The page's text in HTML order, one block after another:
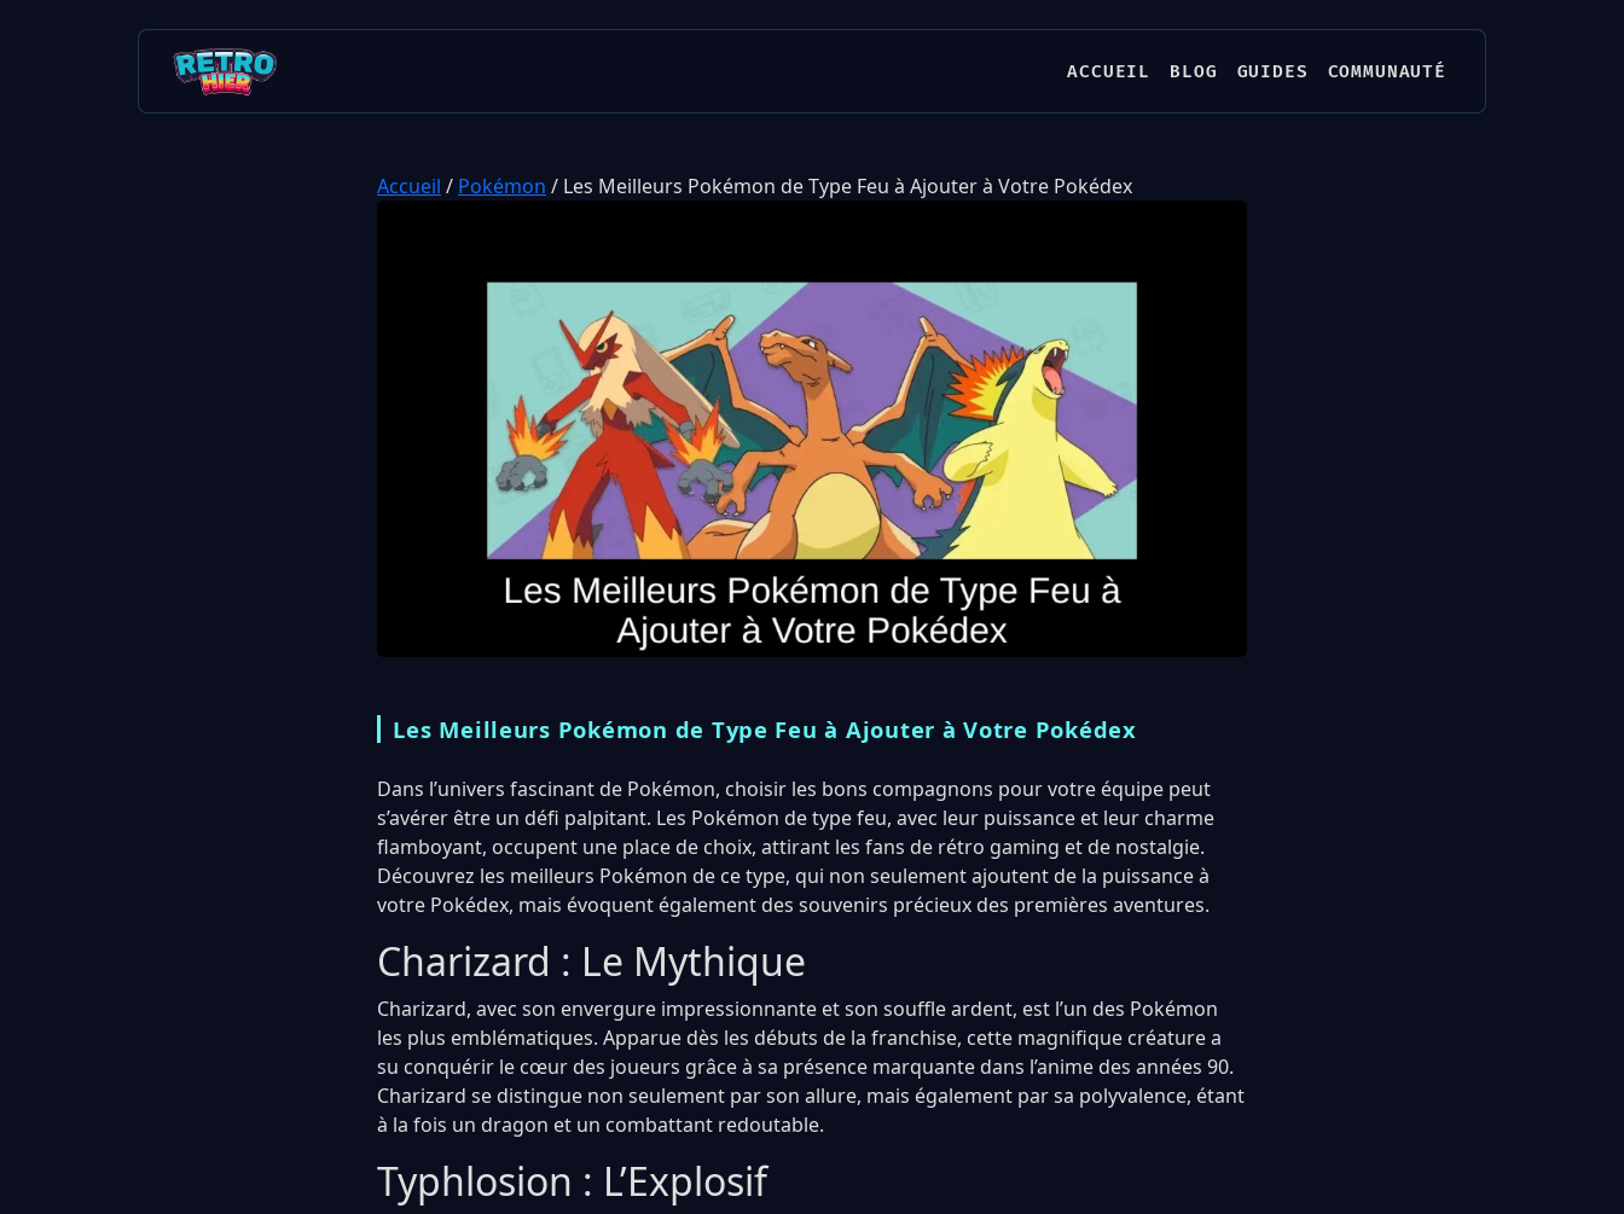
ACCUEIL BLOG GUIDES COMMUNAUTÉ
Accueil / Pokémon / Les Meilleurs Pokémon de Type Feu à Ajouter à Votre Pokédex
Les Meilleurs Pokémon de Type Feu à Ajouter à Votre Pokédex
Dans l’univers fascinant de Pokémon, choisir les bons compagnons pour votre équipe peut
s’avérer être un défi palpitant. Les Pokémon de type feu, avec leur puissance et leur charme
flamboyant, occupent une place de choix, attirant les fans de rétro gaming et de nostalgie.
Découvrez les meilleurs Pokémon de ce type, qui non seulement ajoutent de la puissance à
votre Pokédex, mais évoquent également des souvenirs précieux des premières aventures.
Charizard : Le Mythique
Charizard, avec son envergure impressionnante et son souffle ardent, est l’un des Pokémon
les plus emblématiques. Apparue dès les débuts de la franchise, cette magnifique créature a
su conquérir le cœur des joueurs grâce à sa présence marquante dans l’anime des années 90.
Charizard se distingue non seulement par son allure, mais également par sa polyvalence, étant
à la fois un dragon et un combattant redoutable.
Typhlosion : L’Explosif